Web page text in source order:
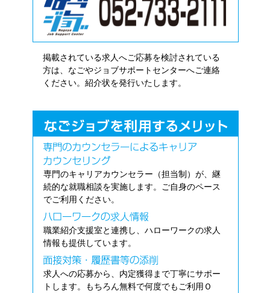
掲載されている求人へご応募を検討されている
方は、なごやジョブサポートセンターへご連絡
ください。紹介状を発行いたします。
専門のキャリアカウンセラー（担当制）が、継
続的な就職相談を実施します。ご自身のペース
でご利用ください。
職業紹介支援室と連携し、ハローワークの求人
情報も提供しています。
求人への応募から、内定獲得まで丁寧にサポー
トします。もちろん無料で何度でもご利用Ｏ